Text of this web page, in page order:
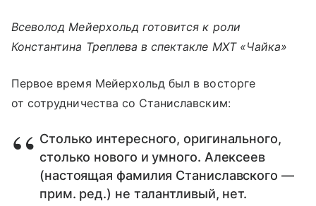
Всеволод Мейерхольд готовится к роли
Константина Треплева в спектакле МХТ «Чайка»
Первое время Мейерхольд был в восторге
от сотрудничества со Станиславским:
Столько интересного, оригинального,
столько нового и умного. Алексеев
(настоящая фамилия Станиславского —
прим. ред.) не талантливый, нет.